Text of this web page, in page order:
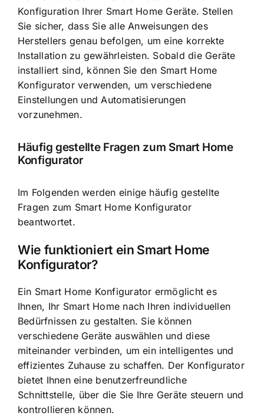
Konfiguration Ihrer Smart Home Geräte. Stellen
Sie sicher, dass Sie alle Anweisungen des
Herstellers genau befolgen, um eine korrekte
Installation zu gewährleisten. Sobald die Geräte
installiert sind, können Sie den Smart Home
Konfigurator verwenden, um verschiedene
Einstellungen und Automatisierungen
vorzunehmen.
Häufig gestellte Fragen zum Smart Home
Konfigurator
Im Folgenden werden einige häufig gestellte
Fragen zum Smart Home Konfigurator
beantwortet.
Wie funktioniert ein Smart Home
Konfigurator?
Ein Smart Home Konfigurator ermöglicht es
Ihnen, Ihr Smart Home nach Ihren individuellen
Bedürfnissen zu gestalten. Sie können
verschiedene Geräte auswählen und diese
miteinander verbinden, um ein intelligentes und
effizientes Zuhause zu schaffen. Der Konfigurator
bietet Ihnen eine benutzerfreundliche
Schnittstelle, über die Sie Ihre Geräte steuern und
kontrollieren können.